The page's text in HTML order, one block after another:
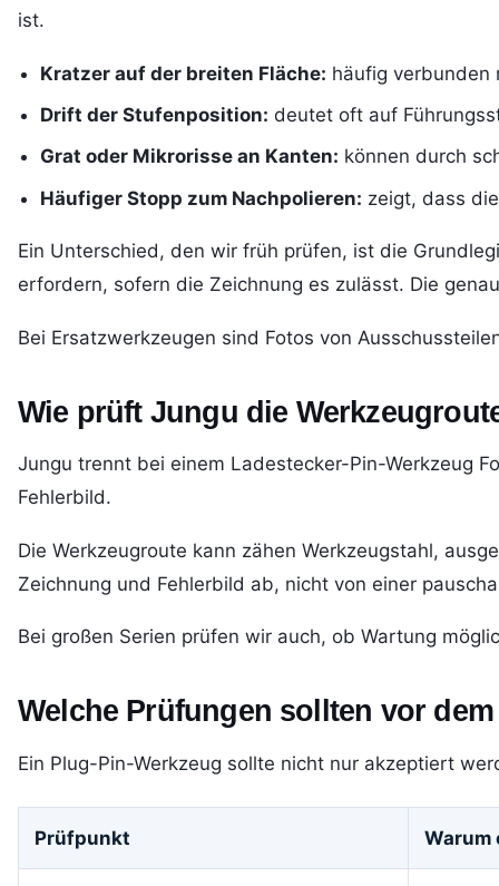
ist.
Kratzer auf der breiten Fläche: häufig verbunden
Drift der Stufenposition: deutet oft auf
Grat oder Mikrorisse an Kanten: können durch
Häufiger Stopp zum Nachpolieren: zeigt, dass
Ein Unterschied, den wir früh prüfen, ist die
erfordern, sofern die Zeichnung es zulässt. Die
Bei Ersatzwerkzeugen sind Fotos von
Wie prüft Jungu die
Jungu trennt bei einem Ladestecker-Pin-Werkzeug
Fehlerbild.
Die Werkzeugroute kann zähen Werkzeugstahl,
Zeichnung und Fehlerbild ab, nicht von einer
Bei großen Serien prüfen wir auch, ob Wartung
Welche Prüfungen sollten vor
Ein Plug-Pin-Werkzeug sollte nicht nur akzeptiert
Prüfpunkt Warum